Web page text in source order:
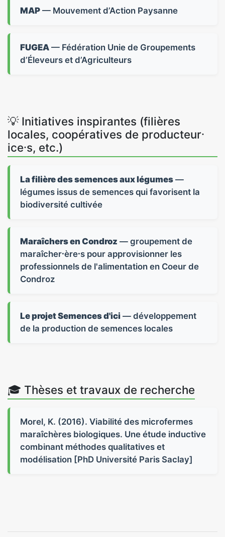
MAP — Mouvement d’Action Paysanne
FUGEA — Fédération Unie de Groupements
d’Éleveurs et d’Agriculteurs
💡 Initiatives inspirantes (filières
locales, coopératives de producteur⸱
ice⸱s, etc.)
La filière des semences aux légumes —
légumes issus de semences qui favorisent la
biodiversité cultivée
Maraîchers en Condroz — groupement de
maraîcher⸱ère⸱s pour approvisionner les
professionnels de l'alimentation en Coeur de
Condroz
Le projet Semences d'ici — développement
de la production de semences locales
🎓 Thèses et travaux de recherche
Morel, K. (2016). Viabilité des microfermes
maraîchères biologiques. Une étude inductive
combinant méthodes qualitatives et
modélisation [PhD Université Paris Saclay]